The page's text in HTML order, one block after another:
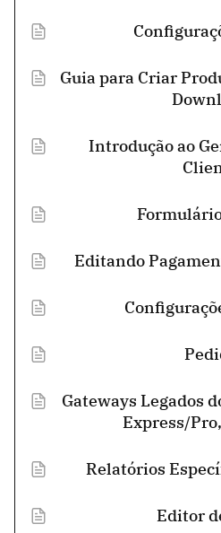
Guia para Criar
Introdução ao
Editando
Gateways Legados
Express/
Relatórios
Editor